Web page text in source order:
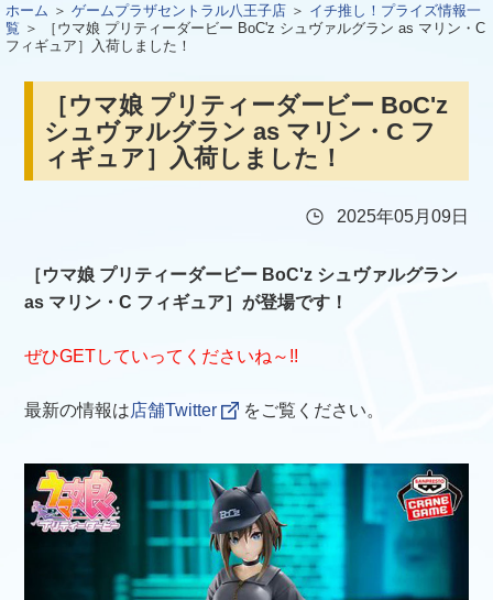
ホーム ＞ ゲームプラザセントラル八王子店 ＞ イチ推し！プライズ情報一
覧 ＞ ［ウマ娘 プリティーダービー BoC'z シュヴァルグラン as マリン・C
フィギュア］入荷しました！
［ウマ娘 プリティーダービー BoC'z
シュヴァルグラン as マリン・C フ
ィギュア］入荷しました！
2025年05月09日
［ウマ娘 プリティーダービー BoC'z シュヴァルグラン
as マリン・C フィギュア］が登場です！
ぜひGETしていってくださいね～!!
最新の情報は店舗Twitter をご覧ください。